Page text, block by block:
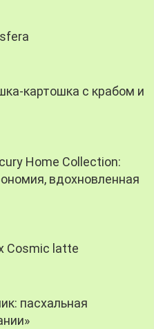
картошка с крабом и
Home Collection:
вдохновленная
Cosmic latte
пасхальная